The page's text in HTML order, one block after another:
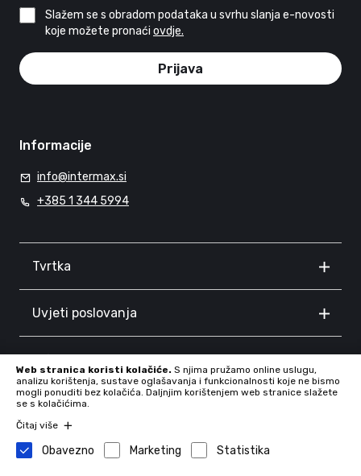
Slažem se s obradom podataka u svrhu slanja e-novosti
koje možete pronaći ovdje.
Prijava
Informacije
info@intermax.si
+385 1 344 5994
Tvrtka
Uvjeti poslovanja
Web stranica koristi kolačiće. S njima pružamo online uslugu,
analizu korištenja, sustave oglašavanja i funkcionalnosti koje ne bismo
mogli ponuditi bez kolačića. Daljnjim korištenjem web stranice slažete
se s kolačićima.
Čitaj više
Obavezno Marketing Statistika